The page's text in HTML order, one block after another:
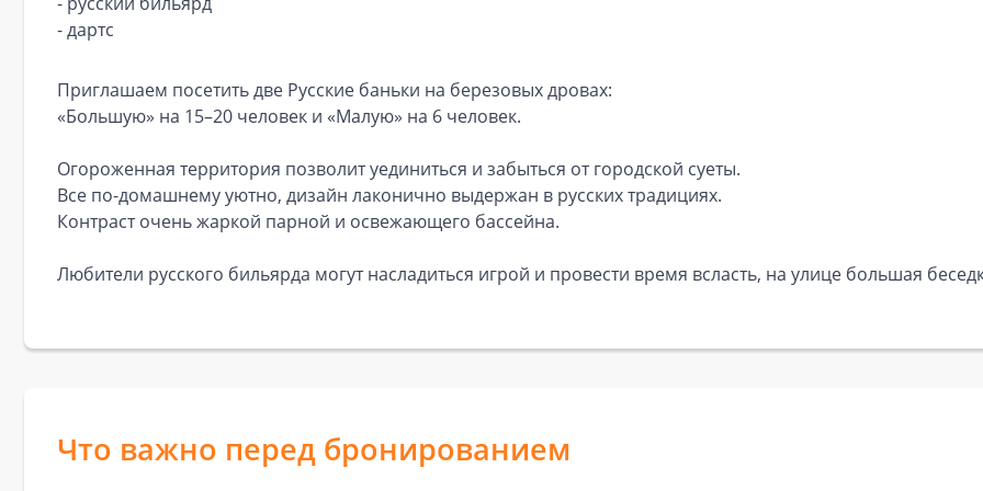
- дартс
Приглашаем посетить две Русские баньки на березовых дровах:
«Большую» на 15–20 человек и «Малую» на 6 человек.
Огороженная территория позволит уединиться и забыться от городской суеты.
Все по-домашнему уютно, дизайн лаконично выдержан в русских традициях.
Контраст очень жаркой парной и освежающего бассейна.
Любители русского бильярда могут насладиться игрой и провести время всласть, на улице большая
Что важно перед бронированием